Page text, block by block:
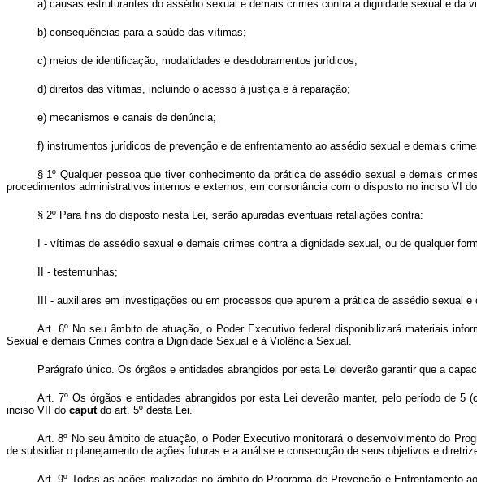
a) causas estruturantes do assédio sexual e demais crimes contra a dignidade sexual e da
b) consequências para a saúde das vítimas;
c) meios de identificação, modalidades e desdobramentos jurídicos;
d) direitos das vítimas, incluindo o acesso à justiça e à reparação;
e) mecanismos e canais de denúncia;
f) instrumentos jurídicos de prevenção e de enfrentamento ao assédio sexual e demais
§ 1º Qualquer pessoa que tiver conhecimento da prática de assédio sexual e demais
procedimentos administrativos internos e externos, em consonância com o disposto no inciso VI do
§ 2º Para fins do disposto nesta Lei, serão apuradas eventuais retaliações contra:
I - vítimas de assédio sexual e demais crimes contra a dignidade sexual, ou de qualquer
II - testemunhas;
III - auxiliares em investigações ou em processos que apurem a prática de assédio sexual
Art. 6º No seu âmbito de atuação, o Poder Executivo federal disponibilizará materiais
Sexual e demais Crimes contra a Dignidade Sexual e à Violência Sexual.
Parágrafo único. Os órgãos e entidades abrangidos por esta Lei deverão garantir que a
Art. 7º Os órgãos e entidades abrangidos por esta Lei deverão manter, pelo período de
inciso VII do caputdo art. 5º desta Lei.
Art. 8º No seu âmbito de atuação, o Poder Executivo monitorará o desenvolvimento do
de subsidiar o planejamento de ações futuras e a análise e consecução de seus objetivos e
Art. 9º Todas as ações realizadas no âmbito do Programa de Prevenção e